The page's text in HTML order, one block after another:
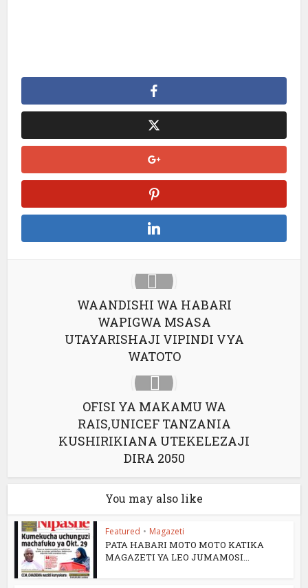
WAANDISHI WA HABARI
WAPIGWA MSASA
UTAYARISHAJI VIPINDI VYA
WATOTO
OFISI YA MAKAMU WA
RAIS,UNICEF TANZANIA
KUSHIRIKIANA UTEKELEZAJI
DIRA 2050
You may also like
Featured • Magazeti
PATA HABARI MOTO MOTO KATIKA
MAGAZETI YA LEO JUMAMOSI...